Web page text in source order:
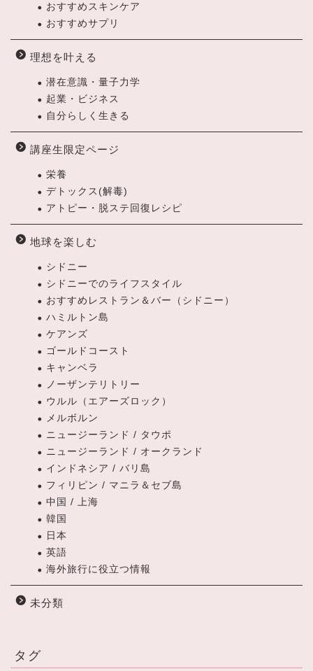
おすすめスキンケア
おすすめサプリ
理想を叶える
潜在意識・量子力学
起業・ビジネス
自分らしく生きる
講座生限定ページ
栄養
デトックス(解毒)
アトピー・脱ステ回復レシピ
地球を楽しむ
シドニー
シドニーでのライフスタイル
おすすめレストラン＆バー（シドニー）
ハミルトン島
ケアンズ
ゴールドコースト
キャンベラ
ノーザンテリトリー
ウルル（エアーズロック）
メルボルン
ニュージーランド / タウポ
ニュージーランド / オークランド
インドネシア / バリ島
フィリピン / マニラ＆セブ島
中国 / 上海
韓国
日本
英語
海外旅行に役立つ情報
未分類
タグ